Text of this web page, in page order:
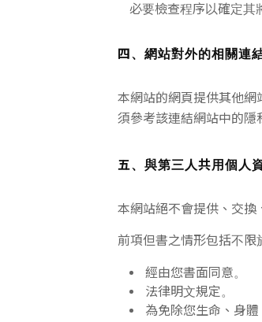
必要檢查程序以確定其
四、網站對外的相關連
本網站的網頁提供其他
須參考該連結網站中的隱
五、與第三人共用個人
本網站絕不會提供、交換
前項但書之情形包括不限
經由您書面同意。
法律明文規定。
為免除您生命、身